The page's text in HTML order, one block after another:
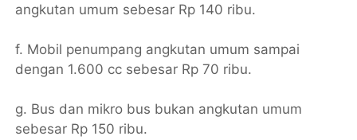
angkutan umum sebesar Rp 140 ribu.
f. Mobil penumpang angkutan umum sampai
dengan 1.600 cc sebesar Rp 70 ribu.
g. Bus dan mikro bus bukan angkutan umum
sebesar Rp 150 ribu.